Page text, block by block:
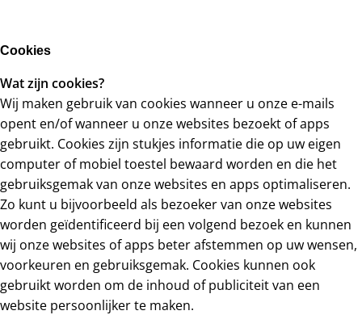
Cookies
Wat zijn cookies?
Wij maken gebruik van cookies wanneer u onze e-mails
opent en/of wanneer u onze websites bezoekt of apps
gebruikt. Cookies zijn stukjes informatie die op uw eigen
computer of mobiel toestel bewaard worden en die het
gebruiksgemak van onze websites en apps optimaliseren.
Zo kunt u bijvoorbeeld als bezoeker van onze websites
worden geïdentificeerd bij een volgend bezoek en kunnen
wij onze websites of apps beter afstemmen op uw wensen,
voorkeuren en gebruiksgemak. Cookies kunnen ook
gebruikt worden om de inhoud of publiciteit van een
website persoonlijker te maken.